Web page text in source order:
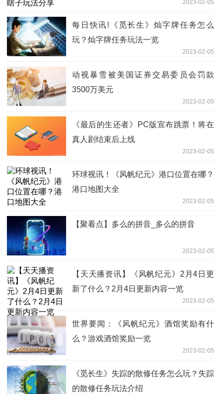
2023-02-05
每日快讯!《觅长生》灿字牌任务怎么
玩？灿字牌任务玩法一览
2023-02-05
动视暴雪被美国证券交易委员会罚款
3500万美元
2023-02-05
《最后的生还者》PC版宣布跳票！将在
真人剧结束后上线
2023-02-05
环球视讯！《风帆纪元》港口位置在哪？
港口地图大全
2023-02-05
【聚看点】多么的拼音_多么的拼音
2023-02-05
【天天播资讯】《风帆纪元》2月4日更
新了什么？2月4日更新内容一览
2023-02-05
世界要闻：《风帆纪元》酒馆奖励有什
么？游戏酒馆奖励一览
2023-02-05
《觅长生》失踪的散修任务怎么玩？失踪
的散修任务玩法介绍